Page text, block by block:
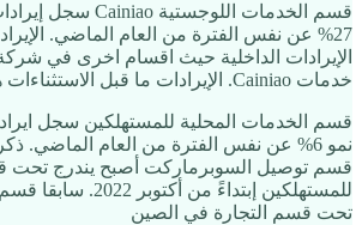
27% عن نفس الفترة من العام الماضي.
الإيرادات الداخلية حيث اقسام اخرى في
خدمات Cainiao. الإيرادات ما قبل الاستثناءات هي 23 مليار يوان
نمو 6% عن نفس الفترة من العام الماضي.
قسم توصيل السوبرماركت أصبح يندرج تحت
للمستهلكين إبتداءً من
تحت قسم التجارة في الصين